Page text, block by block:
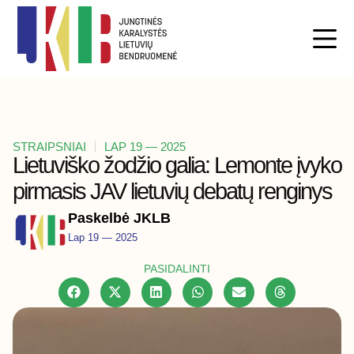
STRAIPSNIAI LAP 19 — 2025
Lietuviško žodžio galia: Lemonte įvyko
pirmasis JAV lietuvių debatų renginys
Paskelbė JKLB
Lap 19 — 2025
PASIDALINTI